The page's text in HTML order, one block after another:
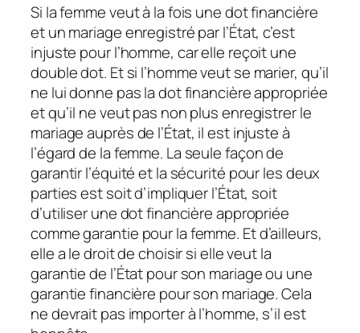
Si la femme veut à la fois une dot financière
et un mariage enregistré par l’État, c’est
injuste pour l’homme, car elle reçoit une
double dot. Et si l’homme veut se marier, qu’il
ne lui donne pas la dot financière appropriée
et qu’il ne veut pas non plus enregistrer le
mariage auprès de l’État, il est injuste à
l’égard de la femme. La seule façon de
garantir l’équité et la sécurité pour les deux
parties est soit d’impliquer l’État, soit
d’utiliser une dot financière appropriée
comme garantie pour la femme. Et d’ailleurs,
elle a le droit de choisir si elle veut la
garantie de l’État pour son mariage ou une
garantie financière pour son mariage. Cela
ne devrait pas importer à l’homme, s’il est